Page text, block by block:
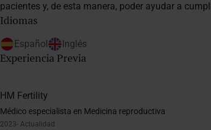
pacientes y, de esta manera, poder ayudar a
Idiomas
Español Inglés
Experiencia Previa
HM Fertility
Médico especialista en Medicina reproductiva
2023- Actualidad